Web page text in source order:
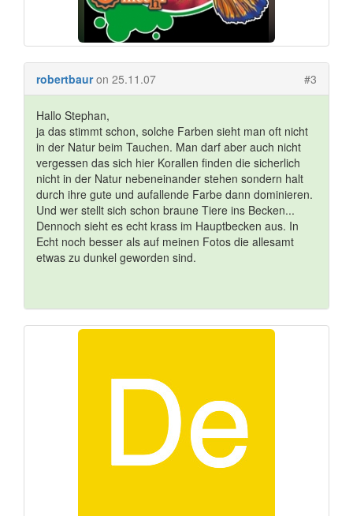
robertbaur on 25.11.07 #3
Hallo Stephan,
ja das stimmt schon, solche Farben sieht man oft nicht
in der Natur beim Tauchen. Man darf aber auch nicht
vergessen das sich hier Korallen finden die sicherlich
nicht in der Natur nebeneinander stehen sondern halt
durch ihre gute und aufallende Farbe dann dominieren.
Und wer stellt sich schon braune Tiere ins Becken...
Dennoch sieht es echt krass im Hauptbecken aus. In
Echt noch besser als auf meinen Fotos die allesamt
etwas zu dunkel geworden sind.